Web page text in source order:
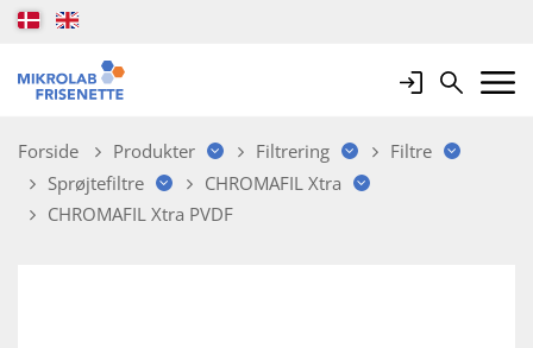
LoginSearchMobile
Forside Produkter Filtrering
Filtre
Sprøjtefiltre
CHROMAFIL Xtra
CHROMAFIL Xtra PVDF